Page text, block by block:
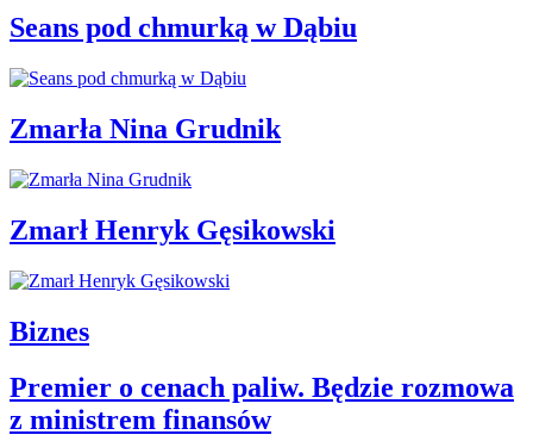
Seans pod chmurką w Dąbiu
Zmarła Nina Grudnik
Zmarł Henryk Gęsikowski
Biznes
Premier o cenach paliw. Będzie rozmowa
z ministrem finansów